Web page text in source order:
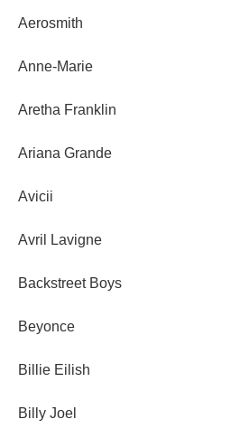
Aerosmith
Anne-Marie
Aretha Franklin
Ariana Grande
Avicii
Avril Lavigne
Backstreet Boys
Beyonce
Billie Eilish
Billy Joel